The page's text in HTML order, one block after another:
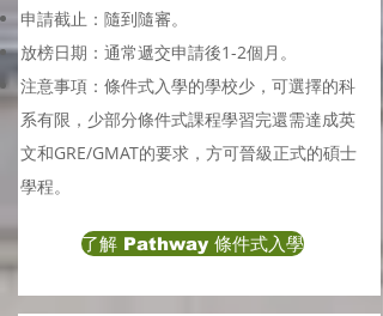
申請截止：隨到隨審。
​放榜日期：通常遞交申請後1-2個月。
​注意事項：條件式入學的學校少，可選擇的科
系有限，少部分條件式課程學習完還需達成英
文和GRE/GMAT的要求，方可晉級正式的碩士
學程。
了解 Pathway 條件式入學